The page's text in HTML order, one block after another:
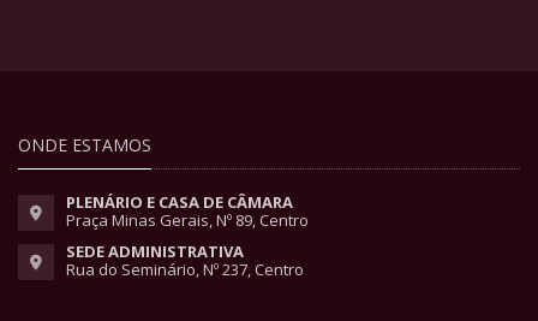
ONDE ESTAMOS
PLENÁRIO E CASA DE CÂMARA
Praça Minas Gerais, Nº 89, Centro
SEDE ADMINISTRATIVA
Rua do Seminário, Nº 237, Centro